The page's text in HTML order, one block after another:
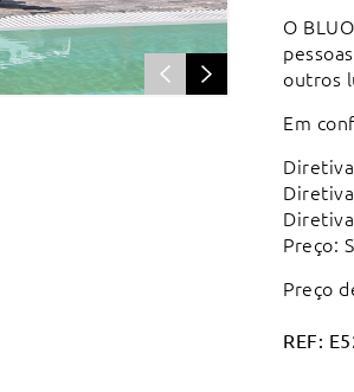
O
outros
Em
Preço:
Preço
REF: